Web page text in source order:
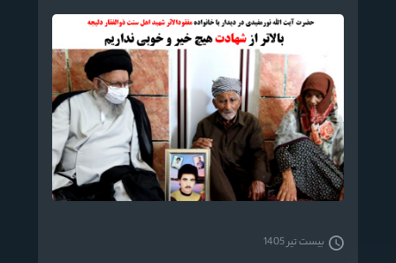
بیست تیر 1405